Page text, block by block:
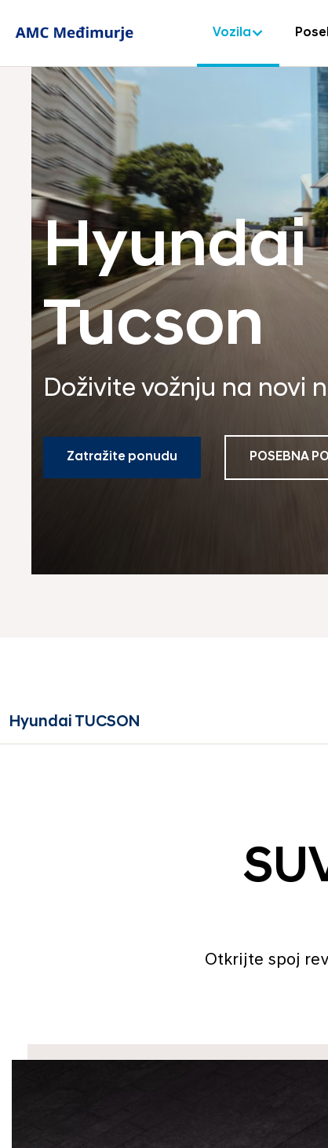
Vozila
Hyundai
Tucson
Doživite vožnju na novi
Zatražite ponudu POSEBNA
Hyundai TUCSON
Otkrijte spoj